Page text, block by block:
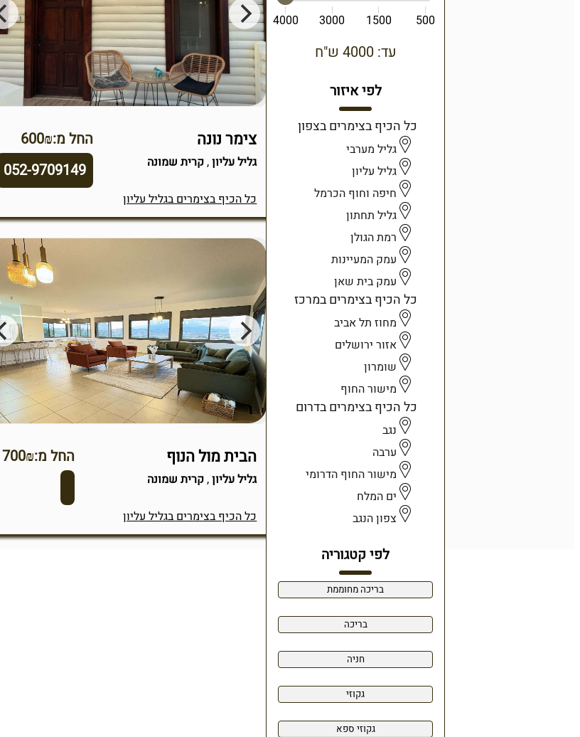
500
1500
3000
4000
עד: 4000 ש"ח
לפי איזור
כל הכיף בצימרים בצפון
גליל מערבי
גליל עליון
חיפה וחוף הכרמל
גליל תחתון
רמת הגולן
עמק המעיינות
עמק בית שאן
כל הכיף בצימרים במרכז
מחוז תל אביב
אזור ירושלים
שומרון
מישור החוף
כל הכיף בצימרים בדרום
נגב
ערבה
מישור החוף הדרומי
ים המלח
צפון הנגב
לפי קטגוריה
צימר נונה החל מ:600₪
גליל עליון,קרית שמונה 052-9709149
כל הכיף בצימרים בגליל עליון
הבית מול הנוף החל מ:700₪
גליל עליון,קרית שמונה
כל הכיף בצימרים בגליל עליון